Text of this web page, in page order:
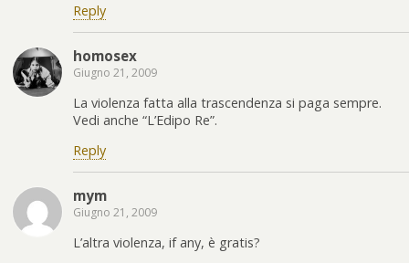
Reply
homosex
Giugno 21, 2009
La violenza fatta alla trascendenza si paga sempre.
Vedi anche “L’Edipo Re”.
Reply
mym
Giugno 21, 2009
L’altra violenza, if any, è gratis?